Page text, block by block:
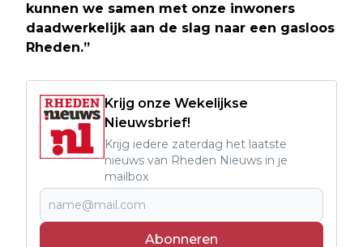
kunnen we samen met onze inwoners
daadwerkelijk aan de slag naar een gasloos
Rheden.”
Krijg onze Wekelijkse
Nieuwsbrief!
Krijg iedere zaterdag het laatste
nieuws van Rheden Nieuws in je
mailbox
Abonneren